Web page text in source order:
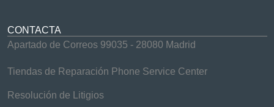
CONTACTA
Apartado de Correos 99035 - 28080 Madrid
Tiendas de Reparación Phone Service Center
Resolución de Litigios